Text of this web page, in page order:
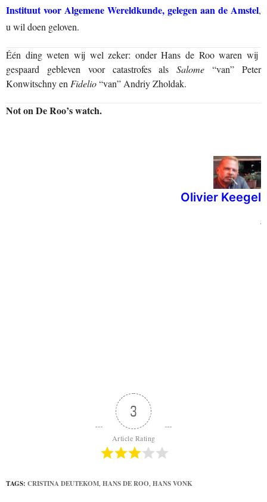
Instituut voor Algemene Wereldkunde, gelegen aan de Amstel,
u wil doen geloven.
Één ding weten wij wel zeker: onder Hans de Roo waren wij
gespaard gebleven voor catastrofes alsSalome “van” Peter
Konwitschny en Fidelio“van” Andriy Zholdak.
Not on De Roo’s watch.
Olivier Keegel
3
Article Rating
TAGS: CRISTINA DEUTEKOM HANS DE ROO HANS VONK